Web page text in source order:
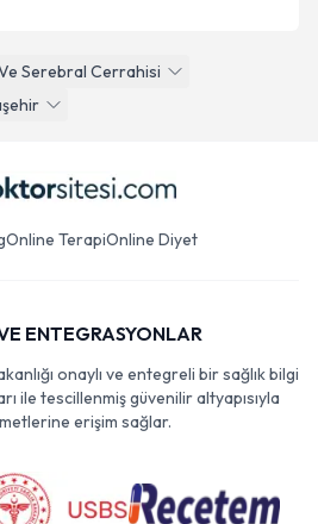
Serebral Cerrahisi
Online TerapiOnline Diyet
ENTEGRASYONLAR
onaylı ve entegreli bir sağlık bilgi
ile tescillenmiş güvenilir altyapısıyla
erişim sağlar.